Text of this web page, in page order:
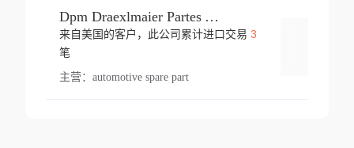
Dpm Draexlmaier Partes Automotrices Corr Ind Huejotzingo
来自美国的客户，此公司累计进口交易 3
笔
主营： automotive spare part